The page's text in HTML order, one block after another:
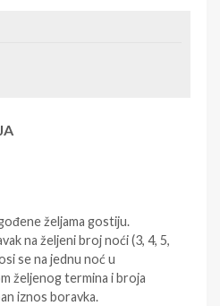
željama gostiju.
na željeni broj noći (3, 4, 5,
se na jednu noć u
željenog termina i broja
iznos boravka.